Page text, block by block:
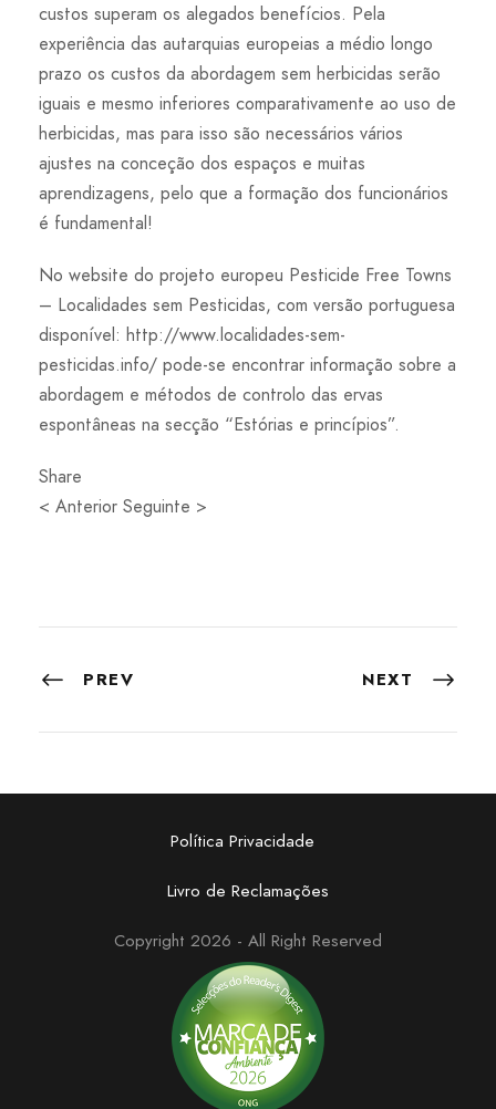
custos superam os alegados benefícios. Pela
experiência das autarquias europeias a médio longo
prazo os custos da abordagem sem herbicidas serão
iguais e mesmo inferiores comparativamente ao uso de
herbicidas, mas para isso são necessários vários
ajustes na conceção dos espaços e muitas
aprendizagens, pelo que a formação dos funcionários
é fundamental!
No website do projeto europeu Pesticide Free Towns
– Localidades sem Pesticidas, com versão portuguesa
disponível: http://www.localidades-sem-
pesticidas.info/ pode-se encontrar informação sobre a
abordagem e métodos de controlo das ervas
espontâneas na secção “Estórias e princípios”.
Share
< Anterior Seguinte >
PREV NEXT
Política Privacidade
Livro de Reclamações
Copyright 2026 - All Right Reserved